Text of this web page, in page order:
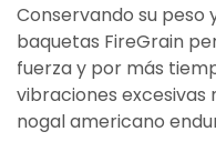
Conservando su peso
baquetas FireGrain
fuerza y por más
vibraciones excesivas
nogal americano